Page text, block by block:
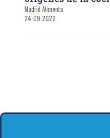
Madrid Alimenta
24-09-2022